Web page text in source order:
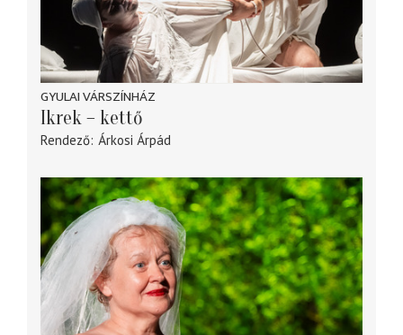
GYULAI VÁRSZÍNHÁZ
Ikrek – kettő
Rendező Árkosi Árpád